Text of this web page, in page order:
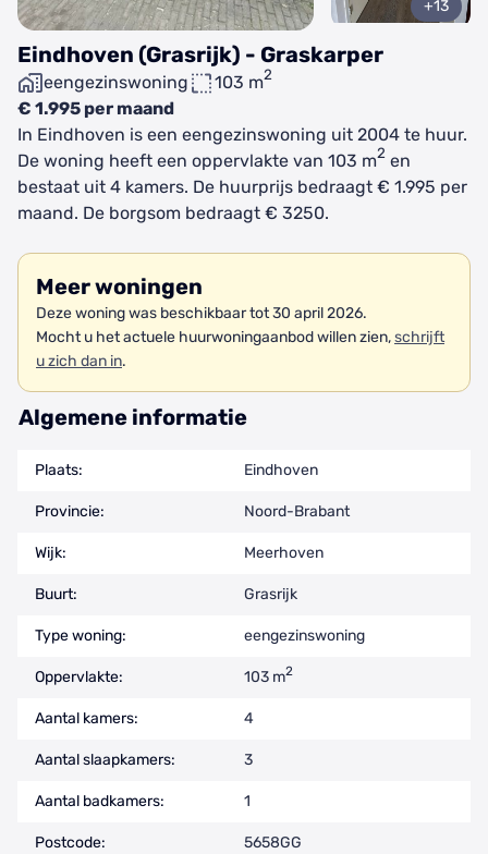
Eindhoven (Grasrijk) - Graskarper
eengezinswoning 103 m2
€ 1.995 per maand
+13
In Eindhoven is een eengezinswoning uit 2004 te huur.
De woning heeft een oppervlakte van 103 m2 en
bestaat uit 4 kamers. De huurprijs bedraagt € 1.995 per
maand. De borgsom bedraagt € 3250.
Meer woningen
Deze woning was beschikbaar tot 30 april 2026.
Mocht u het actuele huurwoningaanbod willen zien,schrijft
u zich dan in.
Algemene informatie
Plaats: Eindhoven
Provincie: Noord-Brabant
Wijk: Meerhoven
Buurt: Grasrijk
Type woning: eengezinswoning
Oppervlakte: 103 m2
Aantal kamers: 4
Aantal slaapkamers: 3
Aantal badkamers: 1
Postcode: 5658GG